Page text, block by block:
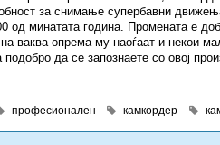
за снимање супербавни
од минатата година. Промената е
ваква опрема му наоѓаат и некои
подобро да се запознаете со овој
професионален камкордер